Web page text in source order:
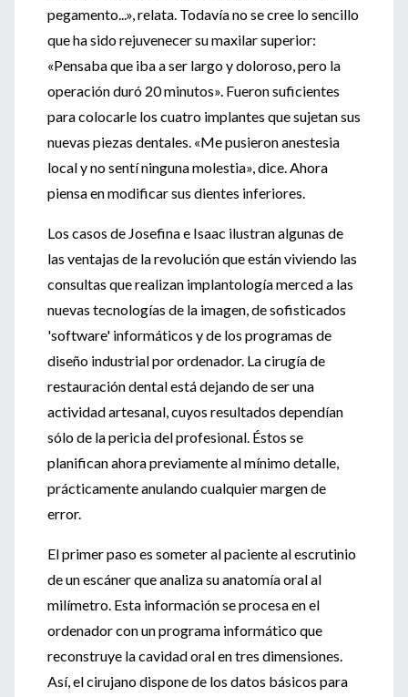
pegamento...», relata. Todavía no se cree lo sencillo
que ha sido rejuvenecer su maxilar superior:
«Pensaba que iba a ser largo y doloroso, pero la
operación duró 20 minutos». Fueron suficientes
para colocarle los cuatro implantes que sujetan sus
nuevas piezas dentales. «Me pusieron anestesia
local y no sentí ninguna molestia», dice. Ahora
piensa en modificar sus dientes inferiores.
Los casos de Josefina e Isaac ilustran algunas de
las ventajas de la revolución que están viviendo las
consultas que realizan implantología merced a las
nuevas tecnologías de la imagen, de sofisticados
'software' informáticos y de los programas de
diseño industrial por ordenador. La cirugía de
restauración dental está dejando de ser una
actividad artesanal, cuyos resultados dependían
sólo de la pericia del profesional. Éstos se
planifican ahora previamente al mínimo detalle,
prácticamente anulando cualquier margen de
error.
El primer paso es someter al paciente al escrutinio
de un escáner que analiza su anatomía oral al
milímetro. Esta información se procesa en el
ordenador con un programa informático que
reconstruye la cavidad oral en tres dimensiones.
Así, el cirujano dispone de los datos básicos para